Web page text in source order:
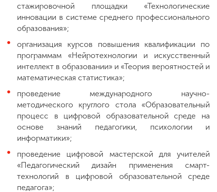
стажировочной площадки «Технологические
инновации в системе среднего профессионального
образования»;
организация курсов повышения квалификации по
программам «Нейротехнологии и искусственный
интеллект в образовании» и «Теория вероятностей и
математическая статистика»;
проведение международного научно-
методического круглого стола «Образовательный
процесс в цифровой образовательной среде на
основе знаний педагогики, психологии и
информатики»;
проведение цифровой мастерской для учителей
«Педагогический дизайн применения смарт-
технологий в цифровой образовательной среде
педагога»;